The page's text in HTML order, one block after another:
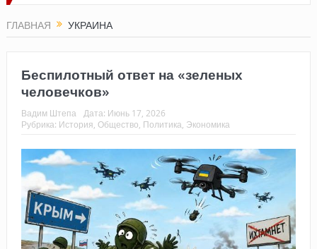
ГЛАВНАЯ УКРАИНА
Беспилотный ответ на «зеленых
человечков»
Вадим Штепа Дата: Июнь 17, 2026
Рубрика: История Общество Политика Экономика